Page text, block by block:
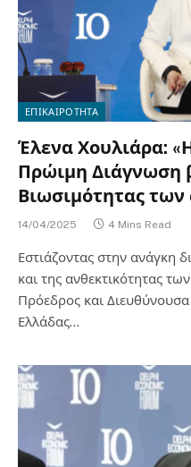
ΕΠΙΚΑΙΡΟΤΗΤΑ
Έλενα Χουλιάρα:
Πρώιμη Διάγνωση
Βιωσιμότητας
14/04/2025 4 Mins Read
Εστιάζοντας στην ανάγκη
και της ανθεκτικότητας
Πρόεδρος και
Ελλάδας…